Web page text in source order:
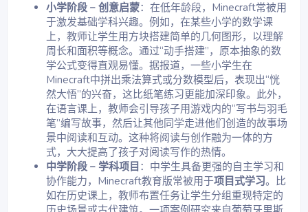
小学阶段 – 创意启蒙：在低年龄段，Minecraft常被用
于激发基础学科兴趣。例如，在某些小学的数学课
上，教师让学生用方块搭建简单的几何图形，以理解
周长和面积等概念。通过“动手搭建”，原本抽象的数
学公式变得直观易懂。据报道，一些小学生在
Minecraft中拼出乘法算式或分数模型后，表现出“恍
然大悟”的兴奋，这比纸笔练习更能加深印象。此外，
在语言课上，教师会引导孩子用游戏内的“写书与羽毛
笔”编写故事，然后让其他同学走进他们创造的故事场
景中阅读和互动。这种将阅读与创作融为一体的方
式，大大提高了孩子对阅读写作的热情。
中学阶段 – 学科项目 ：中学生具备更强的自主学习和
协作能力，Minecraft教育版常被用于项目式学习。比
如在历史课上，教师布置任务让学生分组重现特定的